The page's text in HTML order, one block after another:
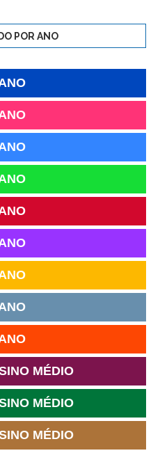
POR ANO
MÉDIO
MÉDIO
MÉDIO